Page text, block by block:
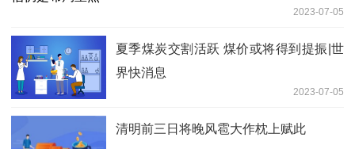
2023-07-05
夏季煤炭交割活跃 煤价或将得到提振|世
界快消息
2023-07-05
清明前三日将晚风雹大作枕上赋此